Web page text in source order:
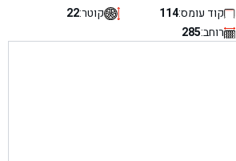
קוד עומס:114 קוטר:22
רוחב:285